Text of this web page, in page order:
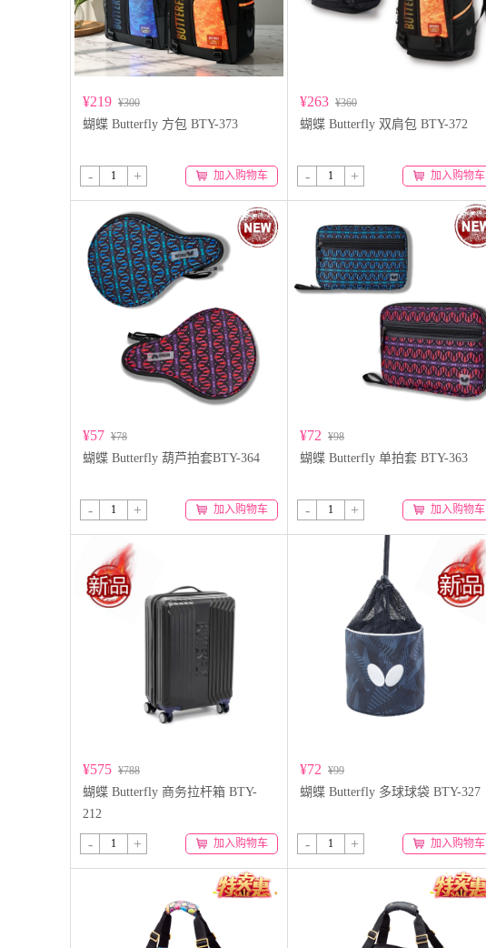
¥219 ¥300
蝴蝶 Butterfly 方包 BTY-373
- + 加入购物车
¥263 ¥360
蝴蝶 Butterfly 双肩包 BTY-372
- + 加入购物车
¥57 ¥78
蝴蝶 Butterfly 葫芦拍套BTY-364
- + 加入购物车
¥72 ¥98
蝴蝶 Butterfly 单拍套 BTY-363
- + 加入购物车
¥575 ¥788
蝴蝶 Butterfly 商务拉杆箱 BTY-
212
- + 加入购物车
¥72 ¥99
蝴蝶 Butterfly 多球球袋 BTY-327
- + 加入购物车